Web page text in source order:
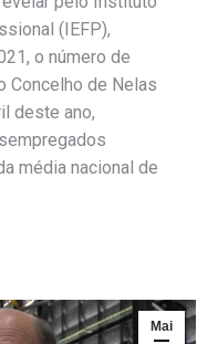
(IEFP),
o número de
Concelho de Nelas
deste ano,
média nacional de
Mai